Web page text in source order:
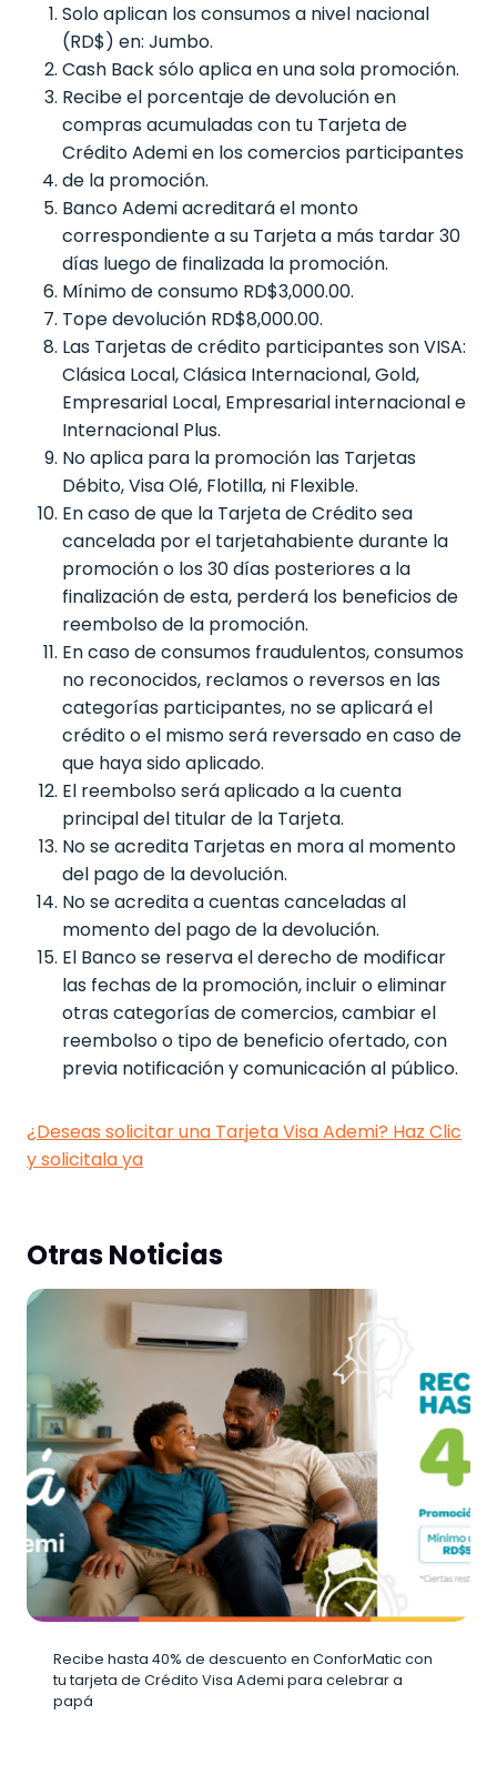
Solo aplican los consumos a nivel nacional
(RD$) en: Jumbo.
Cash Back sólo aplica en una sola promoción.
Recibe el porcentaje de devolución en
compras acumuladas con tu Tarjeta de
Crédito Ademi en los comercios participantes
de la promoción.
Banco Ademi acreditará el monto
correspondiente a su Tarjeta a más tardar 30
días luego de finalizada la promoción.
Mínimo de consumo RD$3,000.00.
Tope devolución RD$8,000.00.
Las Tarjetas de crédito participantes son VISA:
Clásica Local, Clásica Internacional, Gold,
Empresarial Local, Empresarial internacional e
Internacional Plus.
No aplica para la promoción las Tarjetas
Débito, Visa Olé, Flotilla, ni Flexible.
En caso de que la Tarjeta de Crédito sea
cancelada por el tarjetahabiente durante la
promoción o los 30 días posteriores a la
finalización de esta, perderá los beneficios de
reembolso de la promoción.
En caso de consumos fraudulentos, consumos
no reconocidos, reclamos o reversos en las
categorías participantes, no se aplicará el
crédito o el mismo será reversado en caso de
que haya sido aplicado.
El reembolso será aplicado a la cuenta
principal del titular de la Tarjeta.
No se acredita Tarjetas en mora al momento
del pago de la devolución.
No se acredita a cuentas canceladas al
momento del pago de la devolución.
El Banco se reserva el derecho de modificar
las fechas de la promoción, incluir o eliminar
otras categorías de comercios, cambiar el
reembolso o tipo de beneficio ofertado, con
previa notificación y comunicación al público.
¿Deseas solicitar una Tarjeta Visa Ademi? Haz Clic
y solicitala ya
Otras Noticias
Recibe hasta 40% de descuento en ConforMatic con
tu tarjeta de Crédito Visa Ademi para celebrar a
papá